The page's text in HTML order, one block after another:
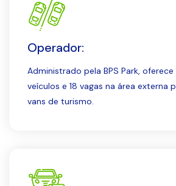
Operador:
Administrado pela BPS Park, oferece
veículos e 18 vagas na área externa
vans de turismo.